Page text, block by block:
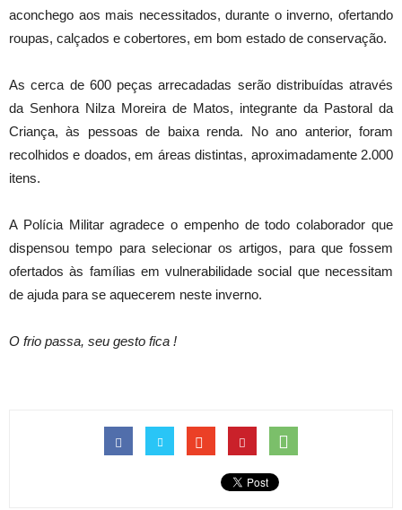
aconchego aos mais necessitados, durante o inverno, ofertando
roupas, calçados e cobertores, em bom estado de conservação.
As cerca de 600 peças arrecadadas serão distribuídas através
da Senhora Nilza Moreira de Matos, integrante da Pastoral da
Criança, às pessoas de baixa renda. No ano anterior, foram
recolhidos e doados, em áreas distintas, aproximadamente 2.000
itens.
A Polícia Militar agradece o empenho de todo colaborador que
dispensou tempo para selecionar os artigos, para que fossem
ofertados às famílias em vulnerabilidade social que necessitam
de ajuda para se aquecerem neste inverno.
O frio passa, seu gesto fica !